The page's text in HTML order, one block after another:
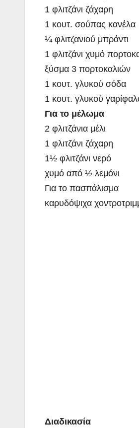
1 φλιτζάνι ζάχαρη
1 κουτ. σούπας κανέλα
¼ φλιτζανιού μπράντι
1 φλιτζάνι χυμό
ξύσμα 3 πορτοκαλιών
1 κουτ. γλυκού σόδα
1 κουτ. γλυκού
Για το μέλωμα
2 φλιτζάνια μέλι
1 φλιτζάνι ζάχαρη
1½ φλιτζάνι νερό
χυμό από ½ λεμόνι
Για το πασπάλισμα
καρυδόψιχα
Διαδικασία